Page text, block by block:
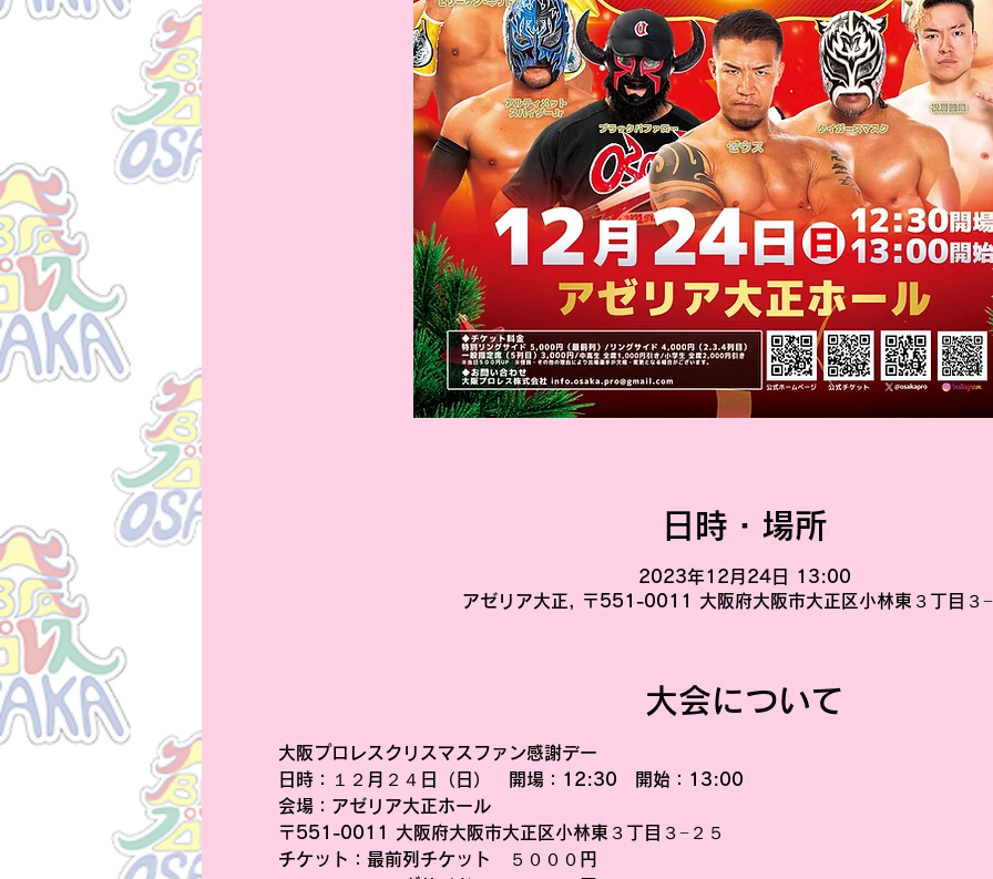
日時・場所
2023年12月24日 13:00
アゼリア大正, 〒551-0011 大阪府大阪市大正区小林東３丁目３
大会について
大阪プロレスクリスマスファン感謝デー
日時：１２月２４日（日）　開場：12:30　開始：13:00
会場：アゼリア大正ホール
〒551-0011 大阪府大阪市大正区小林東３丁目３−２５
チケット ：最前列チケット　５０００円